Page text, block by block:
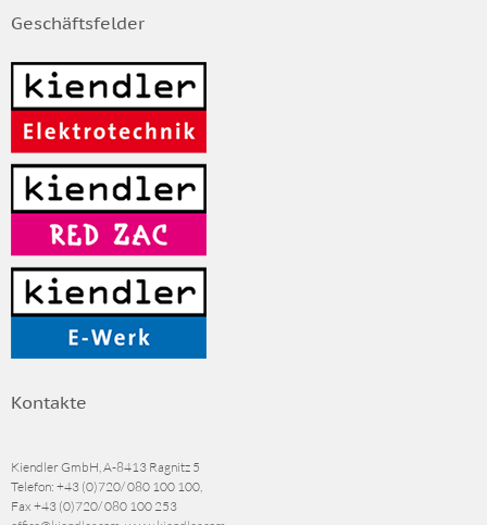
Geschäftsfelder
Kontakte
Kiendler GmbH, A-8413 Ragnitz 5
Telefon: +43 (0)720/ 080 100 100,
Fax +43 (0)720/ 080 100 253